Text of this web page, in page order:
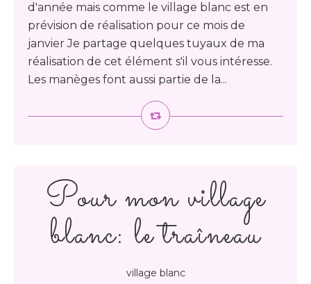
d'année mais comme le village blanc est en
prévision de réalisation pour ce mois de
janvier Je partage quelques tuyaux de ma
réalisation de cet élément s'il vous intéresse.
Les manèges font aussi partie de la...
Pour mon village
blanc: le traîneau
village blanc